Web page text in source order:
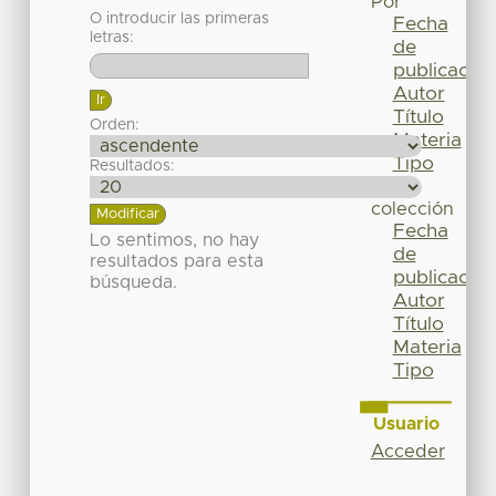
O introducir las primeras
letras:
Orden:
Resultados:
Lo sentimos, no hay
resultados para esta
búsqueda.
Fecha
de
publicación
Autor
Título
Materia
Tipo
colección
Fecha
de
publicación
Autor
Título
Materia
Tipo
Usuario
Acceder